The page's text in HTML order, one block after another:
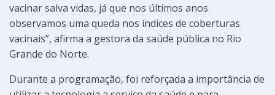
vacinar salva vidas, já que nos últimos anos
observamos uma queda nos índices de coberturas
vacinais”, afirma a gestora da saúde pública no Rio
Grande do Norte.
Durante a programação, foi reforçada a importância de